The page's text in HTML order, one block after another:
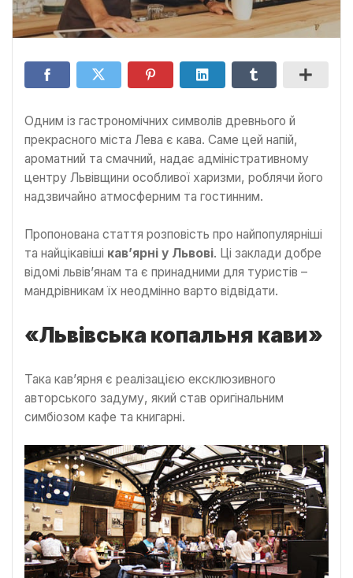
Одним із гастрономічних символів древнього й
прекрасного міста Лева є кава. Саме цей напій,
ароматний та смачний, надає адміністративному
центру Львівщини особливої харизми, роблячи його
надзвичайно атмосферним та гостинним.
Пропонована стаття розповість про найпопулярніші
та найцікавіші кав’ярні у Львові. Ці заклади добре
відомі львів’янам та є принадними для туристів –
мандрівникам їх неодмінно варто відвідати.
«Львівська копальня кави»
Така кав’ярня є реалізацією ексклюзивного
авторського задуму, який став оригінальним
симбіозом кафе та книгарні.